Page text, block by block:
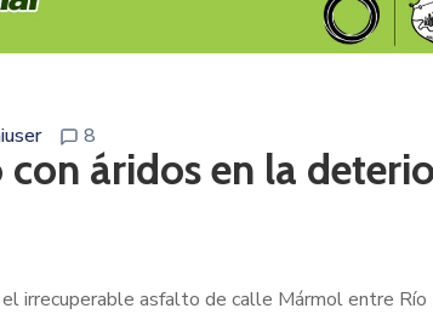
8
áridos en la
irrecuperable asfalto de calle Mármol entre Río